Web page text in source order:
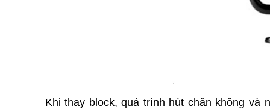
Khi thay block, quá trình hút chân không và